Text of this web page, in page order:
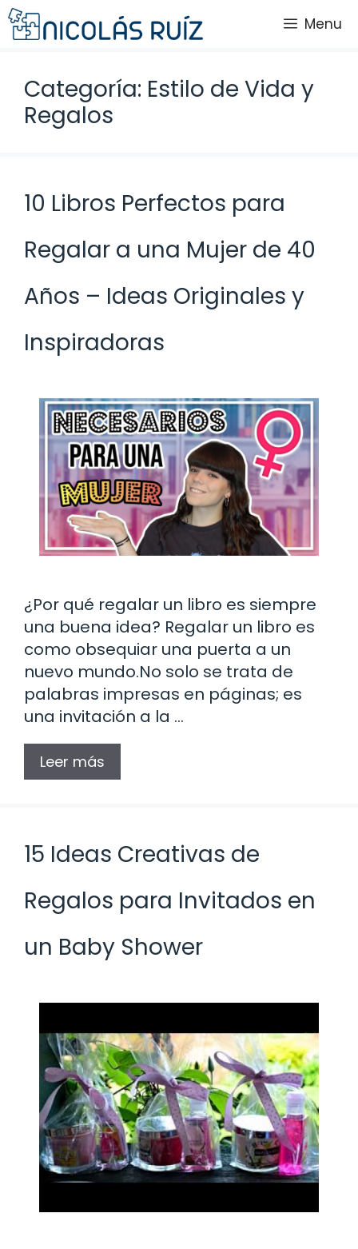
Saltar
al
Menu
Categoría: Estilo de Vida y
Regalos
10 Libros Perfectos para
Regalar a una Mujer de 40
Años – Ideas Originales y
Inspiradoras
¿Por qué regalar un libro es siempre
una buena idea? Regalar un libro es
como obsequiar una puerta a un
nuevo mundo.No solo se trata de
palabras impresas en páginas; es
una invitación a la …
Leer más
15 Ideas Creativas de
Regalos para Invitados en
un Baby Shower